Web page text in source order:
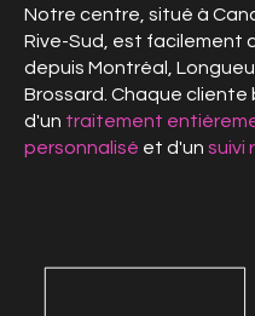
Notre centre, situé à
Rive-Sud, est facilement
depuis Montréal,
Brossard. Chaque cliente
d'un traitement
personnalisé et d'un suivi